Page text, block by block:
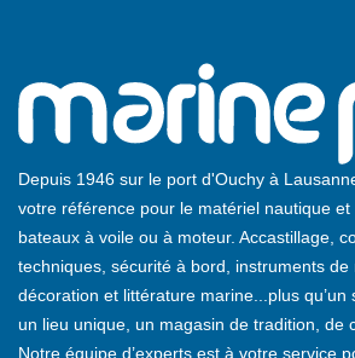
Depuis 1946 sur le port d'Ouchy à
votre référence pour le matériel nautique et
bateaux à voile ou à moteur. Accastillage,
techniques, sécurité à bord, instruments de
décoration et littérature marine...plus qu’un
un lieu unique, un magasin de tradition, de
Notre équipe d’experts est à votre service